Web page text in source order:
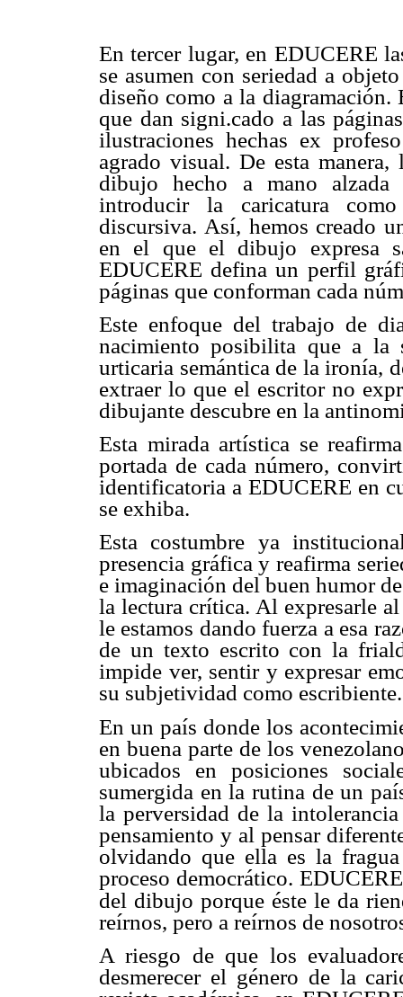
En tercer lugar, en EDUCERE
se asumen con seriedad a
diseño como a la
que dan signi.cado a las
ilustraciones hechas ex
agrado visual. De esta
dibujo hecho a mano alzada
introducir la caricatura
discursiva. Así, hemos creado
en el que el dibujo expresa
EDUCERE defina un perfil
páginas que conforman cada
Este enfoque del trabajo de
nacimiento posibilita que a la
urticaria semántica de la ironía,
extraer lo que el escritor no
dibujante descubre en la
Esta mirada artística se
portada de cada número,
identificatoria a EDUCERE en
se exhiba.
Esta costumbre ya
presencia gráfica y reafirma
e imaginación del buen humor
la lectura crítica. Al expresarle
le estamos dando fuerza a esa
de un texto escrito con la
impide ver, sentir y expresar
su subjetividad como escribiente.
En un país donde los
en buena parte de los
ubicados en posiciones
sumergida en la rutina de un
la perversidad de la
pensamiento y al pensar
olvidando que ella es la
proceso democrático.
del dibujo porque éste le da
reírnos, pero a reírnos de
A riesgo de que los
desmerecer el género de la